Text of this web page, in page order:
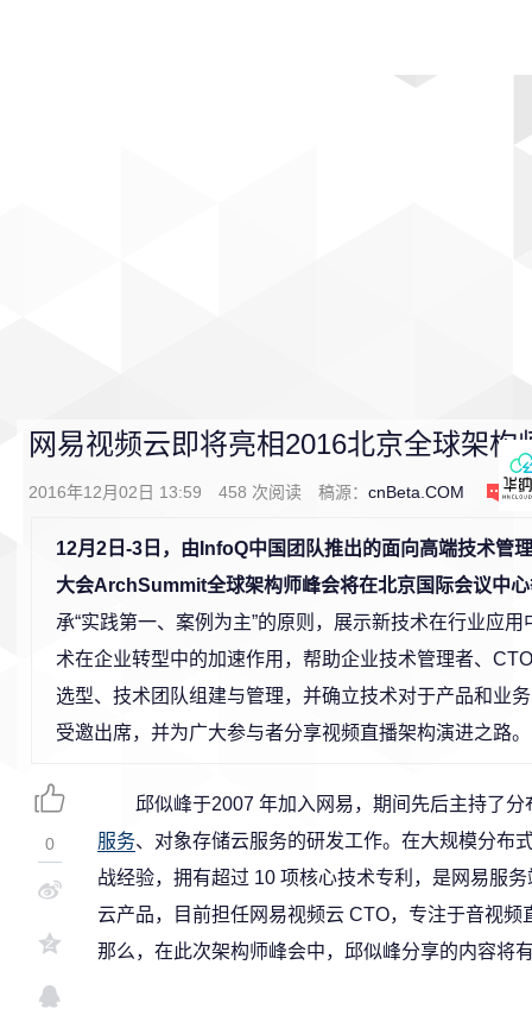
网易视频云即将亮相2016北京全球架构
2016年12月02日 13:59 458 次阅读 稿源： cnBeta.COM 0
12月2日-3日，由InfoQ中国团队推出的面向高端技术管
大会ArchSummit全球架构师峰会将在北京国际会议中
承“实践第一、案例为主”的原则，展示新技术在行业应
术在企业转型中的加速作用，帮助企业技术管理者、
选型、技术团队组建与管理，并确立技术对于产品和业
受邀出席，并为广大参与者分享视频直播架构演进之路。
邱似峰于2007 年加入网易，期间先后主持了
服务、对象存储云服务的研发工作。在大规模分布
战经验，拥有超过 10 项核心技术专利，是网易服
云产品，目前担任网易视频云 CTO，专注于音视
那么，在此次架构师峰会中，邱似峰分享的内容将
0